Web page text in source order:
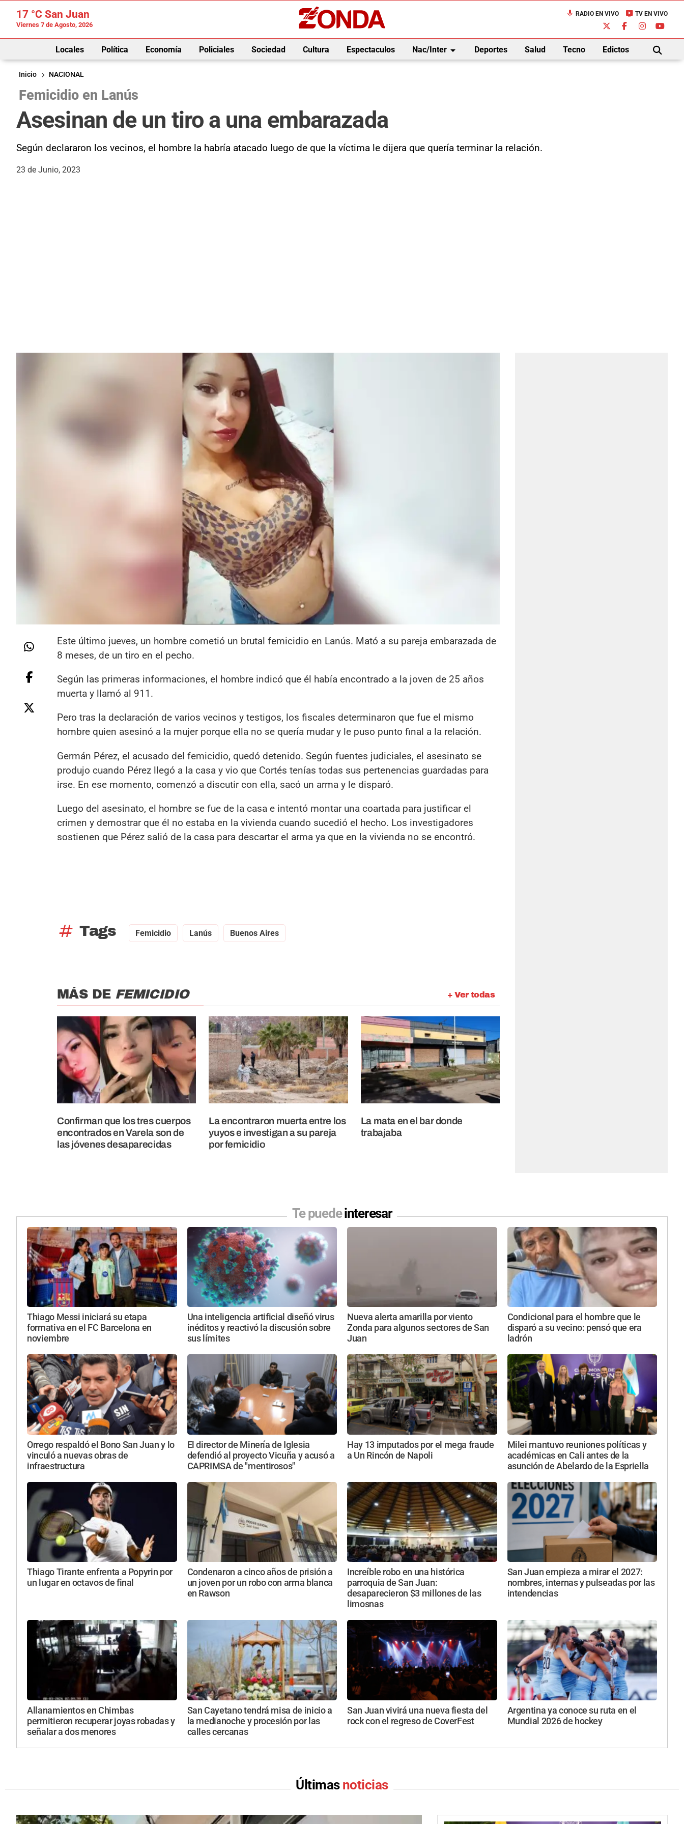
17 °C San Juan
Viernes 7 de Agosto, 2026
mic RADIO EN VIVO live_tv TV EN VIVO
Locales Política Economía Policiales Sociedad Cultura Espectaculos Nac/Interarrow_drop_down Deportes Salud Tecno Edictos
BUSCAR
Inicio
NACIONAL
Femicidio en Lanús
Asesinan de un tiro a una embarazada
Según declararon los vecinos, el hombre la habría atacado luego de que la víctima le dijera que quería terminar la relación.
23 de Junio, 2023
Este último jueves, un hombre cometió un brutal femicidio en Lanús. Mató a su pareja embarazada de
8 meses, de un tiro en el pecho.
Según las primeras informaciones, el hombre indicó que él había encontrado a la joven de 25 años
muerta y llamó al 911.
Pero tras la declaración de varios vecinos y testigos, los fiscales determinaron que fue el mismo
hombre quien asesinó a la mujer porque ella no se quería mudar y le puso punto final a la relación.
Germán Pérez, el acusado del femicidio, quedó detenido. Según fuentes judiciales, el asesinato se
produjo cuando Pérez llegó a la casa y vio que Cortés tenías todas sus pertenencias guardadas para
irse. En ese momento, comenzó a discutir con ella, sacó un arma y le disparó.
Luego del asesinato, el hombre se fue de la casa e intentó montar una coartada para justificar el
crimen y demostrar que él no estaba en la vivienda cuando sucedió el hecho. Los investigadores
sostienen que Pérez salió de la casa para descartar el arma ya que en la vivienda no se encontró.
tag Tags Femicidio Lanús Buenos Aires
+ Ver todas
MÁS DE FEMICIDIO
Confirman que los tres cuerpos
encontrados en Varela son de
las jóvenes desaparecidas
La encontraron muerta entre los
yuyos e investigan a su pareja
por femicidio
La mata en el bar donde
trabajaba
Te puedeinteresar
Thiago Messi iniciará su etapa
formativa en el FC Barcelona en
noviembre
Una inteligencia artificial diseñó virus
inéditos y reactivó la discusión sobre
sus límites
Nueva alerta amarilla por viento
Zonda para algunos sectores de San
Juan
Condicional para el hombre que le
disparó a su vecino: pensó que era
ladrón
Orrego respaldó el Bono San Juan y lo
vinculó a nuevas obras de
infraestructura
El director de Minería de Iglesia
defendió al proyecto Vicuña y acusó a
CAPRIMSA de "mentirosos"
Hay 13 imputados por el mega fraude
a Un Rincón de Napoli
Milei mantuvo reuniones políticas y
académicas en Cali antes de la
asunción de Abelardo de la Espriella
Thiago Tirante enfrenta a Popyrin por
un lugar en octavos de final
Condenaron a cinco años de prisión a
un joven por un robo con arma blanca
en Rawson
Increíble robo en una histórica
parroquia de San Juan:
desaparecieron $3 millones de las
limosnas
San Juan empieza a mirar el 2027:
nombres, internas y pulseadas por las
intendencias
Allanamientos en Chimbas
permitieron recuperar joyas robadas y
señalar a dos menores
San Cayetano tendrá misa de inicio a
la medianoche y procesión por las
calles cercanas
San Juan vivirá una nueva fiesta del
rock con el regreso de CoverFest
Argentina ya conoce su ruta en el
Mundial 2026 de hockey
Últimas noticias